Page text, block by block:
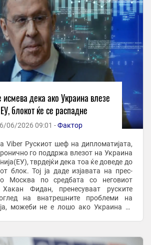
исмева дека ако Украина влезе
блокот ќе се распадне
06/2026 09:01 -Фактор
Viber Рускиот шеф на дипломатијата,
го поддржа влезот на Украина
тврдејќи дека тоа ќе доведе до
блок. Тој ја даде изјавата на прес-
Москва по средбата со неговиот
Фидан, пренесуваат руските
можеби не е лошо ако Украина се